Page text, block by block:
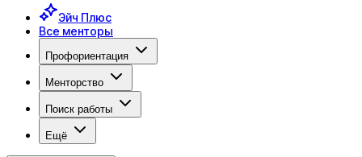
Эйч Плюс
Все менторы
Профориентация
Менторство
Поиск работы
Ещё